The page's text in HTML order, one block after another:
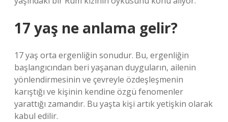
17 yaş ne anlama gelir?
17 yaş orta ergenliğin sonudur. Bu, ergenliğin
başlangıcından beri yaşanan duyguların, ailenin
yönlendirmesinin ve çevreyle özdeşleşmenin
karıştığı ve kişinin kendine özgü fenomenler
yarattığı zamandır. Bu yaşta kişi artık yetişkin olarak
kabul edilir.